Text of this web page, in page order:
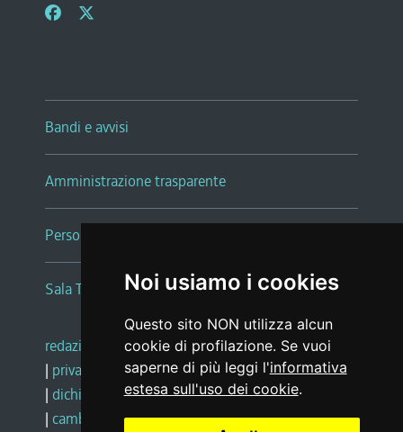
Noi usiamo i cookies
Questo sito NON utilizza alcun
cookie di profilazione. Se vuoi
saperne di più leggi l'informativa
estesa sull'uso dei cookie.
Bandi e avvisi
Amministrazione trasparente
Persone e Uffici
Sala Tiziano Tessitori
redazione web |note legali |glossario
| privacy
social media policy
| dichiarazione di accessibilità |feedback
| cambio preferenze cookie